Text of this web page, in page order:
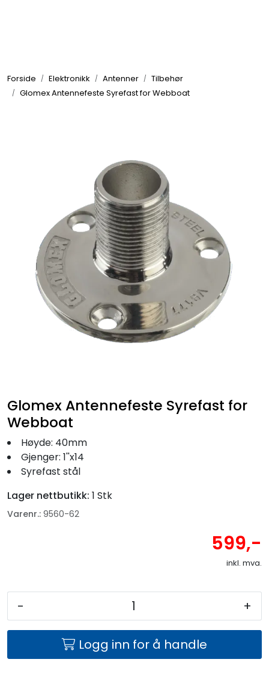
Forside Elektronikk Antenner
Tilbehør
Glomex Antennefeste Syrefast for Webboat
Glomex Antennefeste Syrefast for
Webboat
Høyde: 40mm
Gjenger: 1''x14
Syrefast stål
Lager nettbutikk: 1 Stk
Varenr.: 9560-62
599,-
inkl. mva.
- +
Logg inn for å handle
Elektrisk
Motor/Styring
Fortøyning
Fritid/Sikkerhet
Båtpleie/Opplag
Nyheter